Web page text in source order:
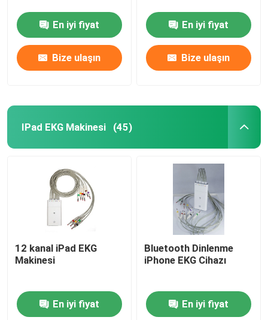
En iyi fiyat
Bize ulaşın
En iyi fiyat
Bize ulaşın
IPad EKG Makinesi (45)
12 kanal iPad EKG
Makinesi
En iyi fiyat
Bluetooth Dinlenme
iPhone EKG Cihazı
En iyi fiyat